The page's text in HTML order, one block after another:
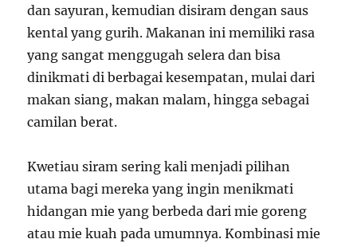
dan sayuran, kemudian disiram dengan saus
kental yang gurih. Makanan ini memiliki rasa
yang sangat menggugah selera dan bisa
dinikmati di berbagai kesempatan, mulai dari
makan siang, makan malam, hingga sebagai
camilan berat.
Kwetiau siram sering kali menjadi pilihan
utama bagi mereka yang ingin menikmati
hidangan mie yang berbeda dari mie goreng
atau mie kuah pada umumnya. Kombinasi mie